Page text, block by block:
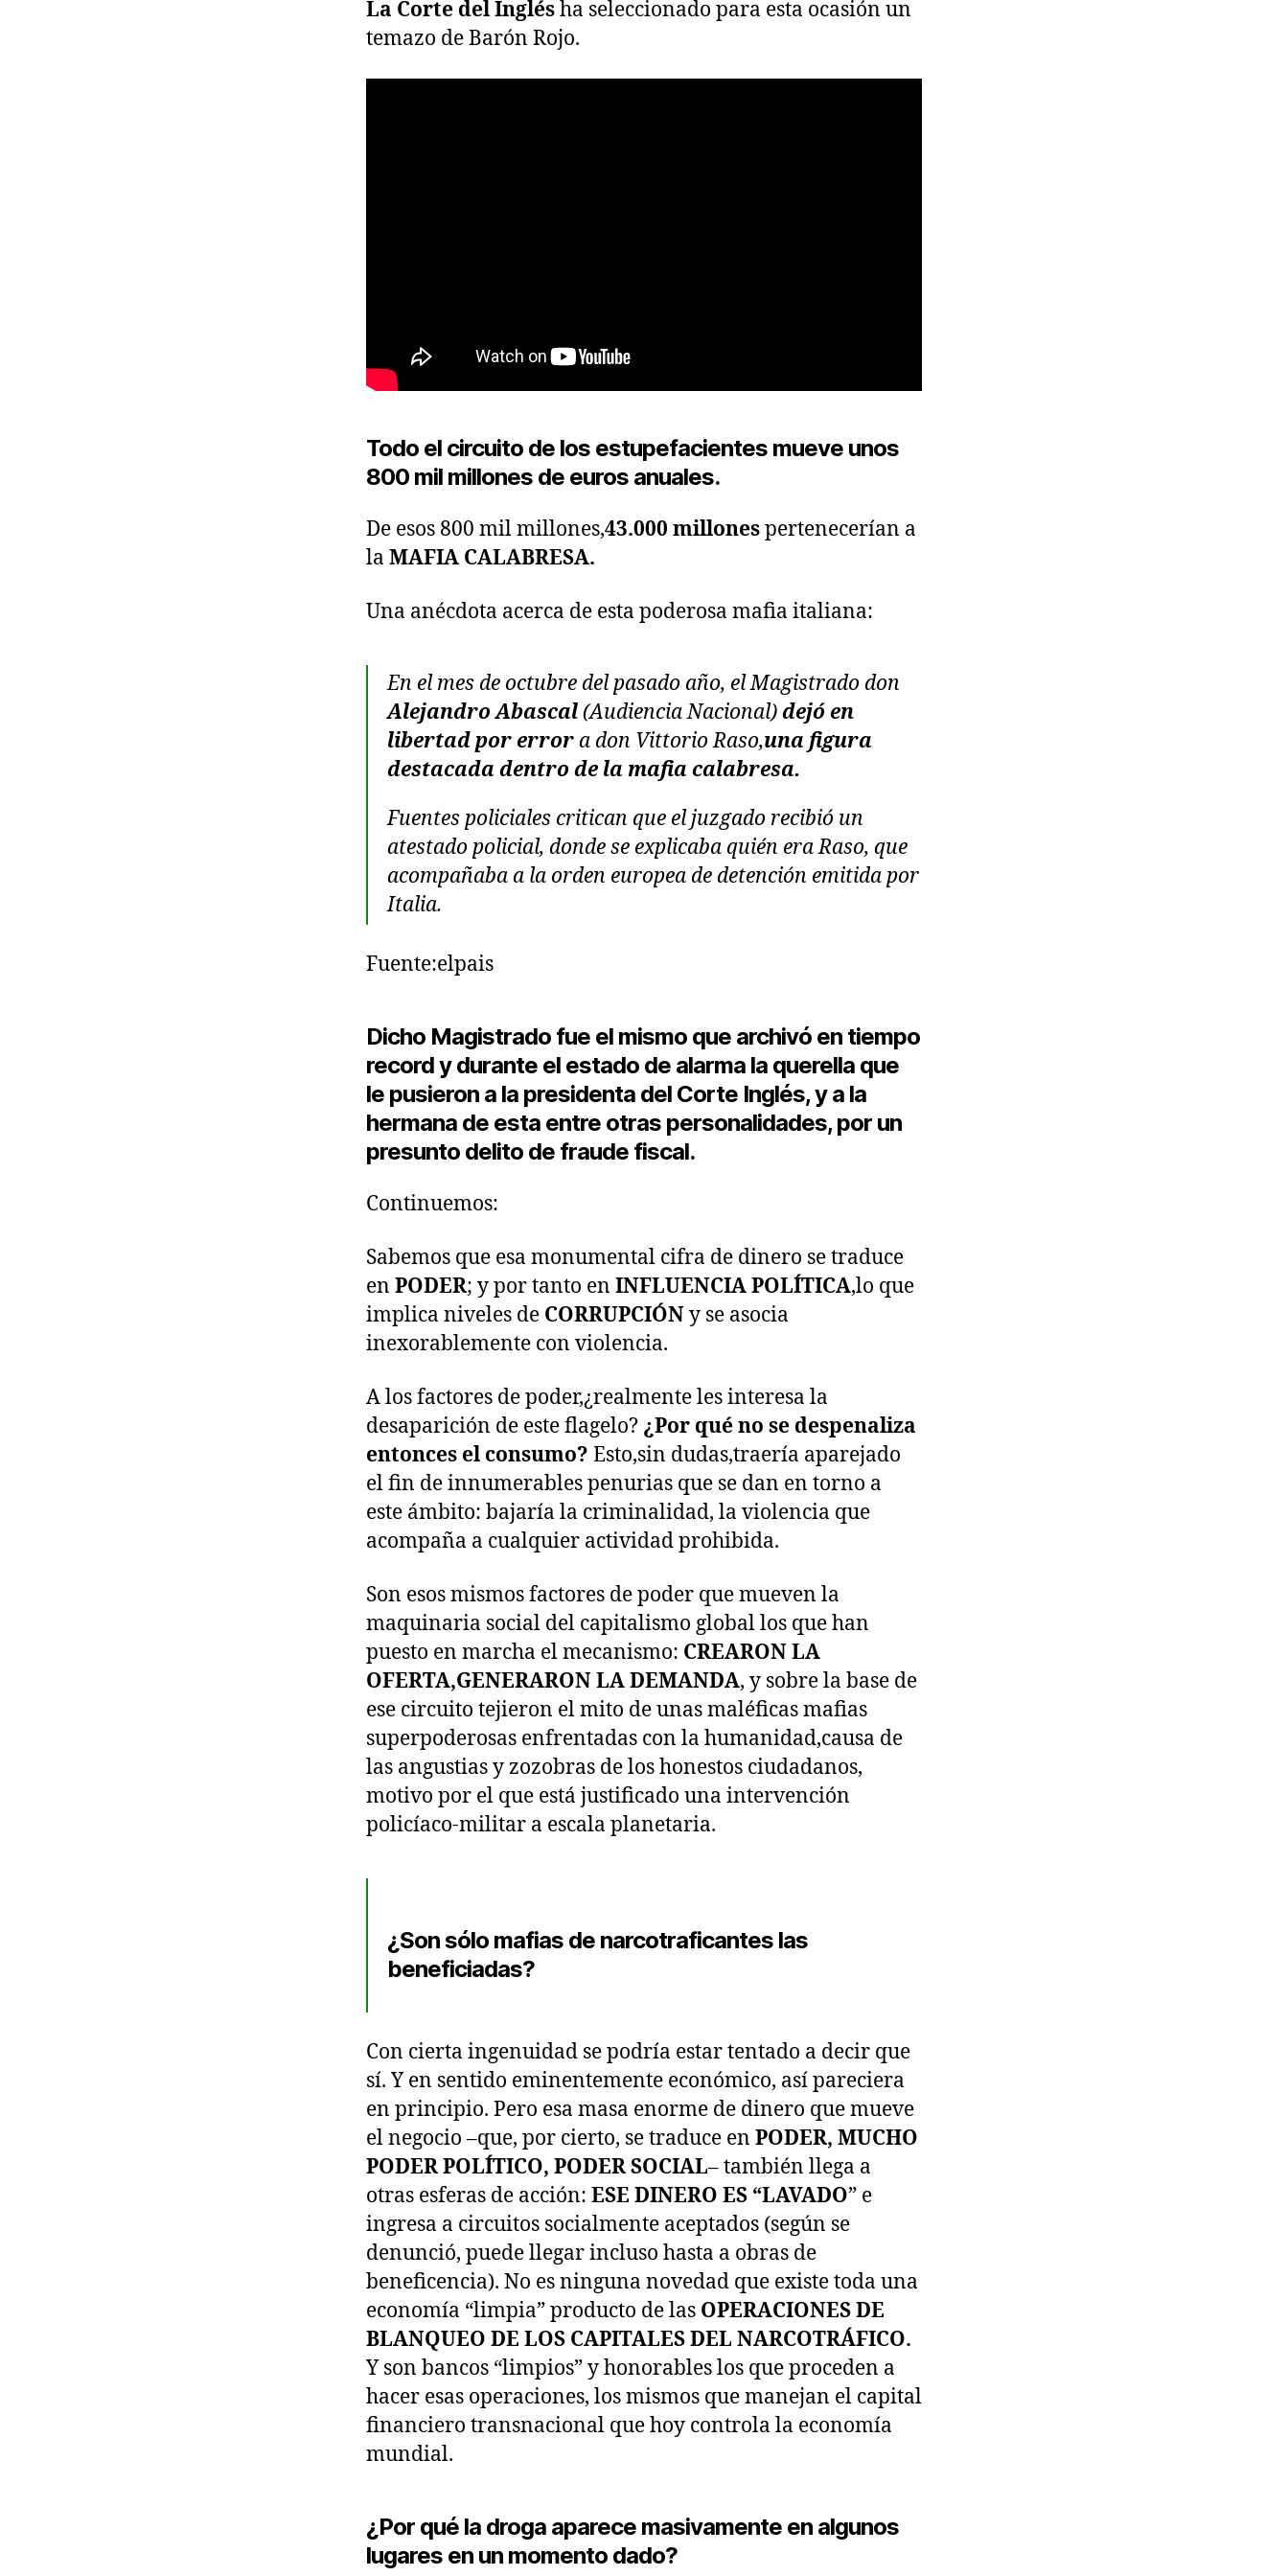
La Corte del Inglésha seleccionado para esta ocasión un
temazo de Barón Rojo.
Todo el circuito de los estupefacientes mueve unos
800 mil millones de euros anuales.
De esos 800 mil millones,43.000 millonespertenecerían a
la MAFIA CALABRESA.
Una anécdota acerca de esta poderosa mafia italiana:
En el mes de octubre del pasado año, el Magistrado don
Alejandro Abascal (Audiencia Nacional)dejó en
libertad por error a don Vittorio Raso,una figura
destacada dentro de la mafia calabresa.
Fuentes policiales critican que el juzgado recibió un
atestado policial, donde se explicaba quién era Raso, que
acompañaba a la orden europea de detención emitida por
Italia.
Fuente:elpais
Dicho Magistrado fue el mismo que archivó en tiempo
record y durante el estado de alarma la querella que
le pusieron a la presidenta del Corte Inglés, y a la
hermana de esta entre otras personalidades, por un
presunto delito de fraude fiscal.
Continuemos:
Sabemos que esa monumental cifra de dinero se traduce
en PODER; y por tanto en INFLUENCIA POLÍTICA,lo que
implica niveles de CORRUPCIÓNy se asocia
inexorablemente con violencia.
A los factores de poder,¿realmente les interesa la
desaparición de este flagelo? ¿Por qué no se despenaliza
entonces el consumo? Esto,sin dudas,traería aparejado
el fin de innumerables penurias que se dan en torno a
este ámbito: bajaría la criminalidad, la violencia que
acompaña a cualquier actividad prohibida.
Son esos mismos factores de poder que mueven la
maquinaria social del capitalismo global los que han
puesto en marcha el mecanismo: CREARON LA
OFERTA,GENERARON LA DEMANDA, y sobre la base de
ese circuito tejieron el mito de unas maléficas mafias
superpoderosas enfrentadas con la humanidad,causa de
las angustias y zozobras de los honestos ciudadanos,
motivo por el que está justificado una intervención
policíaco-militar a escala planetaria.
¿Son sólo mafias de narcotraficantes las
beneficiadas?
Con cierta ingenuidad se podría estar tentado a decir que
sí. Y en sentido eminentemente económico, así pareciera
en principio. Pero esa masa enorme de dinero que mueve
el negocio –que, por cierto, se traduce en PODER, MUCHO
PODER POLÍTICO, PODER SOCIAL– también llega a
otras esferas de acción: ESE DINERO ES “LAVADO” e
ingresa a circuitos socialmente aceptados (según se
denunció, puede llegar incluso hasta a obras de
beneficencia). No es ninguna novedad que existe toda una
economía “limpia” producto de las OPERACIONES DE
BLANQUEO DE LOS CAPITALES DEL NARCOTRÁFICO.
Y son bancos “limpios” y honorables los que proceden a
hacer esas operaciones, los mismos que manejan el capital
financiero transnacional que hoy controla la economía
mundial.
¿Por qué la droga aparece masivamente en algunos
lugares en un momento dado?